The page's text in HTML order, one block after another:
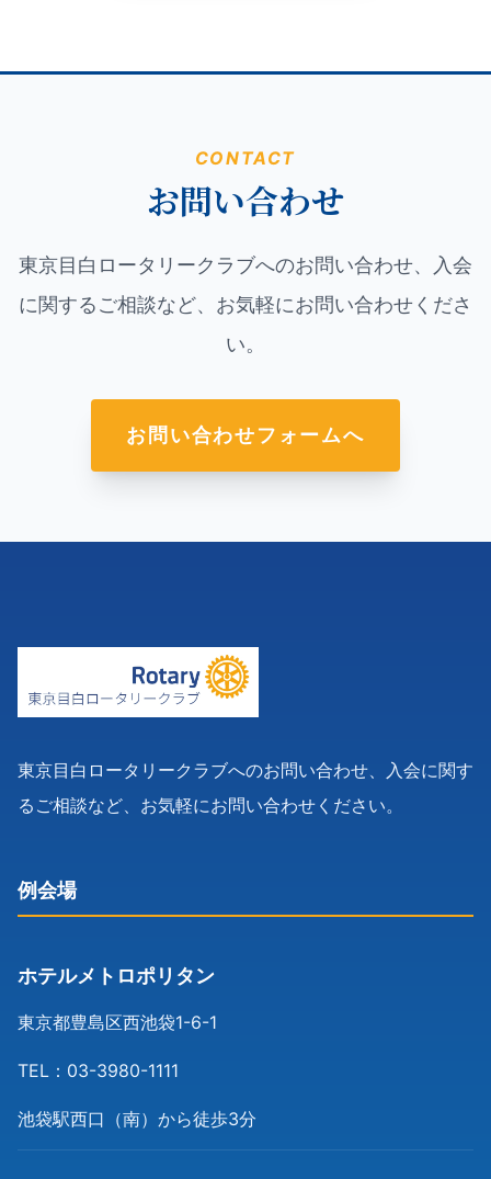
CONTACT
お問い合わせ
東京目白ロータリークラブへのお問い合わせ、入会
に関するご相談など、お気軽にお問い合わせくださ
い。
お問い合わせフォームへ
東京目白ロータリークラブへのお問い合わせ、入会に関す
るご相談など、お気軽にお問い合わせください。
例会場
ホテルメトロポリタン
東京都豊島区西池袋1-6-1
TEL：03-3980-1111
池袋駅西口（南）から徒歩3分